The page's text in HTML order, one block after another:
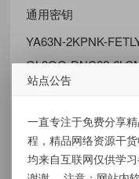
通用密钥
YA63N-2KPNK-
GL9QG-DNC62-
RPJCF-8Q8BP-
资源下载
站点公告
一直专注于免费分享
程，精品网络资源干
均来自互联网仅供学